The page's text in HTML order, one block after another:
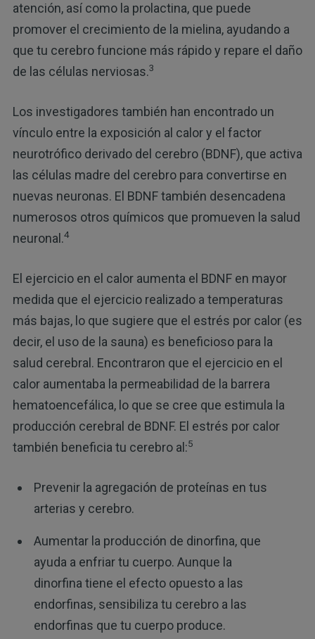
atención, así como la prolactina, que puede
promover el crecimiento de la mielina, ayudando a
que tu cerebro funcione más rápido y repare el daño
de las células nerviosas.3
Los investigadores también han encontrado un
vínculo entre la exposición al calor y el factor
neurotrófico derivado del cerebro (BDNF), que activa
las células madre del cerebro para convertirse en
nuevas neuronas. El BDNF también desencadena
numerosos otros químicos que promueven la salud
neuronal.4
El ejercicio en el calor aumenta el BDNF en mayor
medida que el ejercicio realizado a temperaturas
más bajas, lo que sugiere que el estrés por calor (es
decir, el uso de la sauna) es beneficioso para la
salud cerebral. Encontraron que el ejercicio en el
calor aumentaba la permeabilidad de la barrera
hematoencefálica, lo que se cree que estimula la
producción cerebral de BDNF. El estrés por calor
también beneficia tu cerebro al:5
Prevenir la agregación de proteínas en tus
arterias y cerebro.
Aumentar la producción de dinorfina, que
ayuda a enfriar tu cuerpo. Aunque la
dinorfina tiene el efecto opuesto a las
endorfinas, sensibiliza tu cerebro a las
endorfinas que tu cuerpo produce.